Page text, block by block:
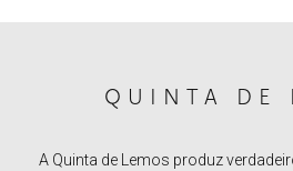
QUINTA DE
A Quinta de Lemos produz